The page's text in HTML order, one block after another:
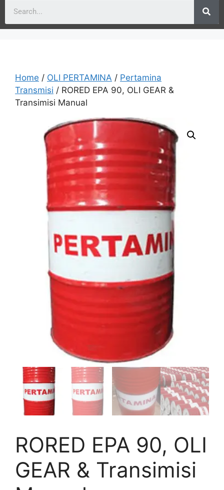
Home / OLI PERTAMINA / Pertamina
Transmisi / RORED EPA 90, OLI GEAR &
Transimisi Manual
RORED EPA 90, OLI
GEAR & Transimisi